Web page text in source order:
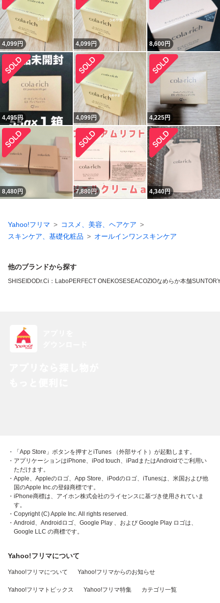
4,099円 4,099円 8,600円
4,495円 4,099円 4,225円
8,480円 7,880 円 4,340円
Yahoo!フリマ
コスメ、美容、ヘアケア
スキンケア、基礎化粧品
オールインワンスキンケア
他のブランドから探す
SHISEIDODr.Ci：LaboPERFECT ONEKOSESEACOZIOなめらか本舗
・「App Store」ボタンを押すとiTunes （外部サイト）が起動します。
・アプリケーションはiPhone、iPod touch、iPadまたはAndroidでご利用い
ただけます。
・Apple、Appleのロゴ、App Store、iPodのロゴ、iTunesは、米国および他
国のApple Inc.の登録商標です。
・iPhone商標は、アイホン株式会社のライセンスに基づき使用されていま
す。
・Copyright (C) Apple Inc. All rights reserved.
・Android、Androidロゴ、Google Play 、および Google Play ロゴは、
Google LLC の商標です。
Yahoo!フリマについて
Yahoo!フリマについて Yahoo!フリマからのお知らせ
Yahoo!フリマトピックス Yahoo!フリマ特集 カテゴリ一覧